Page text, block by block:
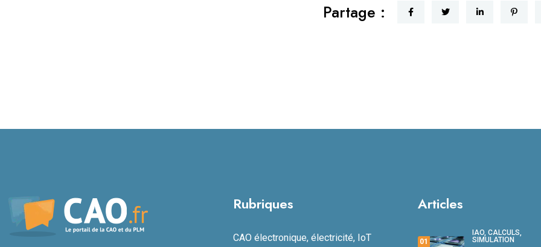
Partage :
Rubriques
CAO électronique, électricité, IoT
Articles
01
IAO, CALCULS,
SIMULATION